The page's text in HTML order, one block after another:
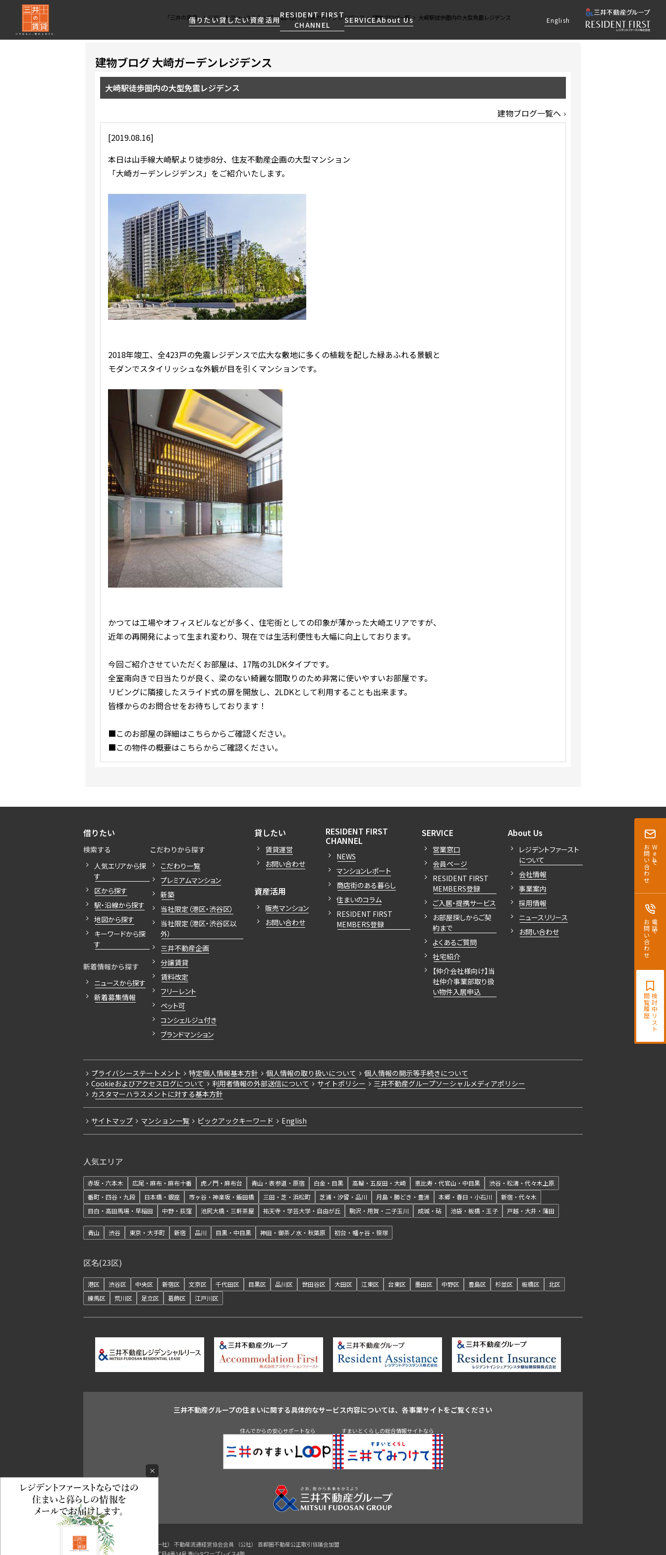
借りたい貸したい資産活用
RESIDENT FIRST
CHANNEL
SERVICEAbout Us
About Us
私たちレジデントファーストの思いや
お問い合わせ
借りたい
厳選した都心の上質な賃貸マンションを数多
検索する
キーワードから探す
新着情報から探す
新着募集情報
貸したい
賃貸運営をお考えのオーナー様に
資産活用
分譲マンションのご購入、売却の
RESIDENT
FIRST CHANNEL
MEMBERS登録
SERVICE
レジデントファーストが提供する
お部屋探しからご契約まで
よくあるご質問
社宅紹介
English
Webで
お問い合わせ
電話で
お問い合わせ
検討中リスト
閲覧履歴
「三井の賃貸」レジデントファーストトップ 品川区 大崎ガーデンレジデンス 建物ブログ一覧 大崎駅徒歩圏内の大型免震レジデンス
建物ブログ 大崎ガーデンレジデンス
大崎駅徒歩圏内の大型免震レジデンス
建物ブログ一覧へ
[2019.08.16]
本日は山手線大崎駅より徒歩8分、住友不動産企画の大型マンション
「大崎ガーデンレジデンス」をご紹介いたします。
2018年竣工、全423戸の免震レジデンスで広大な敷地に多くの植栽を配した緑あふれる景観と
モダンでスタイリッシュな外観が目を引くマンションです。
かつては工場やオフィスビルなどが多く、住宅街としての印象が薄かった大崎エリアですが、
近年の再開発によって生まれ変わり、現在では生活利便性も大幅に向上しております。
今回ご紹介させていただくお部屋は、17階の3LDKタイプです。
全室南向きで日当たりが良く、梁のない綺麗な間取りのため非常に使いやすいお部屋です。
リビングに隣接したスライド式の扉を開放し、2LDKとして利用することも出来ます。
皆様からのお問合せをお待ちしております！
■このお部屋の詳細はこちらからご確認ください。
■この物件の概要はこちらからご確認ください。
借りたい
検索する
人気エリアから探
す
区から探す
駅・沿線から探す
地図から探す
キーワードから探
す
新着情報から探す
ニュースから探す
新着募集情報
こだわりから探す
こだわり一覧
プレミアムマンション
新築
当社限定（港区・渋谷区）
当社限定（港区・渋谷区以
外）
三井不動産企画
分譲賃貸
賃料改定
フリーレント
ペット可
コンシェルジュ付き
ブランドマンション
貸したい
賃貸運営
お問い合わせ
資産活用
販売マンション
お問い合わせ
RESIDENT FIRST
CHANNEL
NEWS
マンションレポート
商店街のある暮らし
住まいのコラム
RESIDENT FIRST
MEMBERS登録
SERVICE
営業窓口
会員ページ
RESIDENT FIRST
MEMBERS登録
ご入居・提携サービス
お部屋探しからご契
約まで
よくあるご質問
社宅紹介
【仲介会社様向け】当
社仲介事業部取り扱
い物件入居申込
About Us
レジデントファースト
について
会社情報
事業案内
採用情報
ニュースリリース
お問い合わせ
プライバシーステートメント 特定個人情報基本方針 個人情報の取り扱いについて
個人情報の開示等手続きについて
Cookieおよびアクセスログについて
利用者情報の外部送信について サイトポリシー
三井不動産グループソーシャルメディアポリシー
カスタマーハラスメントに対する基本方針
サイトマップ マンション一覧 ピックアックキーワード English
人気エリア
赤坂・六本木 広尾・麻布・麻布十番 虎ノ門・麻布台 青山・表参道・原宿 白金・目黒 高輪・五反田・大崎 恵比寿・代官山・中目黒
渋谷・松濤・代々木上原
番町・四谷・九段
日本橋・銀座 市ヶ谷・神楽坂・飯田橋 三田・芝・浜松町 芝浦・汐留・品川 月島・勝どき・豊洲 本郷・春日・小石川
新宿・代々木
目白・高田馬場・早稲田
中野・荻窪 池尻大橋・三軒茶屋 祐天寺・学芸大学・自由が丘 駒沢・用賀・二子玉川 成城・砧 池袋・板橋・王子 戸越・大井・蒲田
青山 渋谷 東京・大手町 新宿 品川 目黒・中目黒 神田・御茶ノ水・秋葉原 初台・幡ヶ谷・笹塚
区名(23区)
港区 渋谷区 中央区 新宿区 文京区 千代田区 目黒区 品川区 世田谷区 大田区 江東区 台東区 墨田区 中野区 豊島区 杉並区 板橋区
北区
練馬区
荒川区 足立区 葛飾区 江戸川区
三井不動産グループの住まいに関する具体的なサービス内容については、各事業サイトをご覧ください
住んでからの安心サポートなら すまいとくらしの総合情報サイトなら
東京都知事（3）第96482号 （一社） 不動産流通経営協会会員 （公社） 首都圏不動産公正取引協議会加盟
〒107-0052 東京都港区赤坂八丁目4番14号 青山タワープレイス4階
×